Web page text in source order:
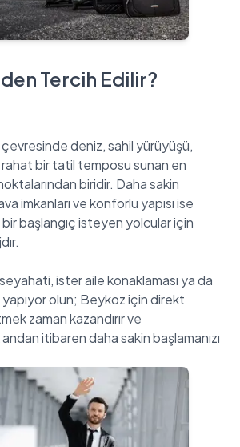
Tercih Edilir?
deniz, sahil yürüyüşü,
bir tatil temposu sunan en
biridir. Daha sakin
imkanları ve konforlu yapısı ise
başlangıç isteyen yolcular için
ister aile konaklaması ya da
yapıyor olun; Beykoz için direkt
zaman kazandırır ve
itibaren daha sakin başlamanızı